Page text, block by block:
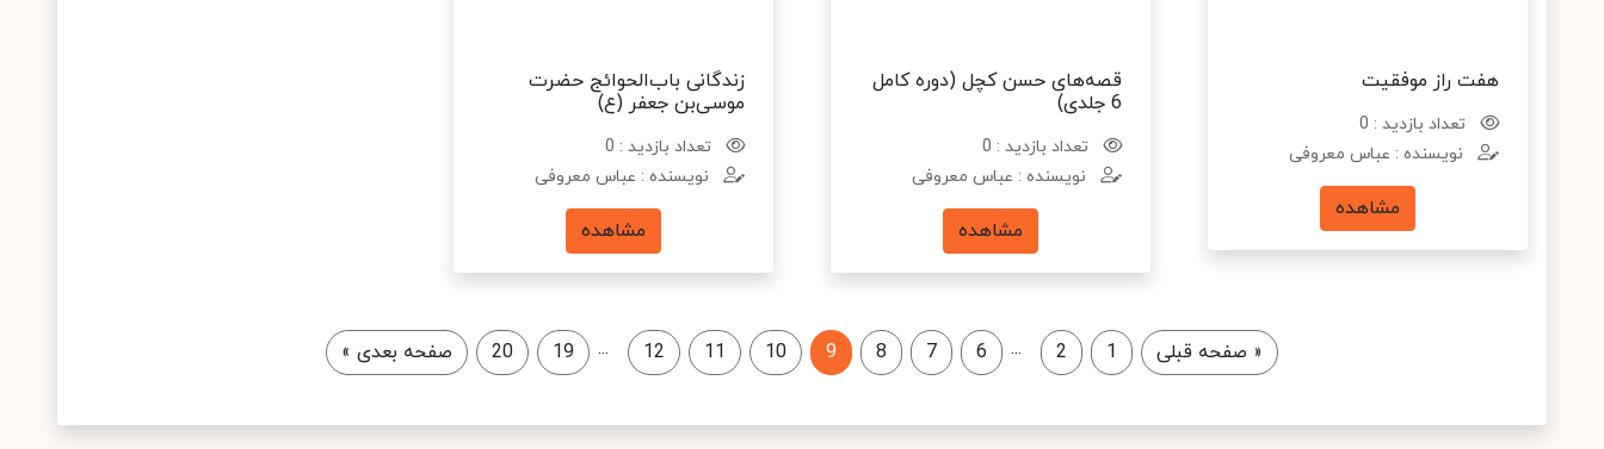
هفت راز موفقیت
تعداد بازدید : 0
نویسنده : عباس معروفی
مشاهده
قصه‌های حسن کچل (دوره کامل
6 جلدی)
تعداد بازدید : 0
نویسنده : عباس معروفی
مشاهده
زندگانی باب‌الحوائج حضرت
موسی‌بن جعفر (ع)
تعداد بازدید : 0
نویسنده : عباس معروفی
مشاهده
« صفحه قبلی 1
2
...
6
7
8
9
10
11
12
...
19
20 صفحه بعدی »